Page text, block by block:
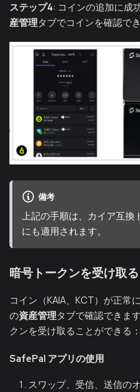
ステップ4: コインの追加に成
産管理タブでコインを確認でき
備考
上記の手順は、カイア互換
にも適用されます。
暗号トークンを受け取る
コイン（KAIA、KCT）が正常
の資産管理タブで確認できま
クンを受け取ることができる：
SafePal アプリの使用
スワップ、受信、送信の